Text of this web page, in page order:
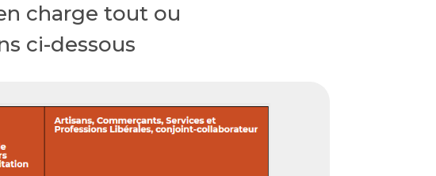
charge tout ou
ci-dessous